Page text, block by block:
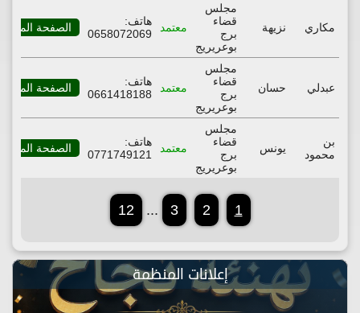
مكاري نزيهة
مجلس
قضاء
برج
بوعريريج
معتمد
هاتف:
0658072069
الصفحة المهنية
عبدلي حسان
مجلس
قضاء
برج
بوعريريج
معتمد
هاتف:
0661418188
الصفحة المهنية
بن
محمود
يونس
مجلس
قضاء
برج
بوعريريج
معتمد
هاتف:
0771749121
الصفحة المهنية
1
2
3
...
12
إعلانات المنظمة